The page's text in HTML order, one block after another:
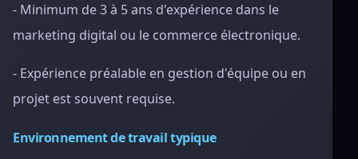
- Minimum de 3 à 5 ans d'expérience dans le
marketing digital ou le commerce électronique.
- Expérience préalable en gestion d'équipe ou en
projet est souvent requise.
Environnement de travail typique